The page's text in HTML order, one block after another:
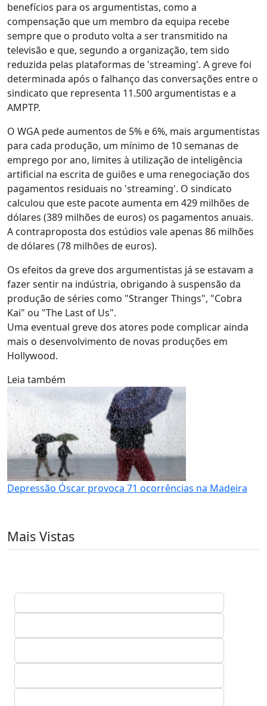
benefícios para os argumentistas, como a
compensação que um membro da equipa recebe
sempre que o produto volta a ser transmitido na
televisão e que, segundo a organização, tem sido
reduzida pelas plataformas de 'streaming'. A greve foi
determinada após o falhanço das conversações entre o
sindicato que representa 11.500 argumentistas e a
AMPTP.
O WGA pede aumentos de 5% e 6%, mais argumentistas
para cada produção, um mínimo de 10 semanas de
emprego por ano, limites à utilização de inteligência
artificial na escrita de guiões e uma renegociação dos
pagamentos residuais no 'streaming'. O sindicato
calculou que este pacote aumenta em 429 milhões de
dólares (389 milhões de euros) os pagamentos anuais.
A contraproposta dos estúdios vale apenas 86 milhões
de dólares (78 milhões de euros).
Os efeitos da greve dos argumentistas já se estavam a
fazer sentir na indústria, obrigando à suspensão da
produção de séries como "Stranger Things", "Cobra
Kai" ou "The Last of Us".
Uma eventual greve dos atores pode complicar ainda
mais o desenvolvimento de novas produções em
Hollywood.
Leia também
Depressão Óscar provoca 71 ocorrências na Madeira
Mais Vistas